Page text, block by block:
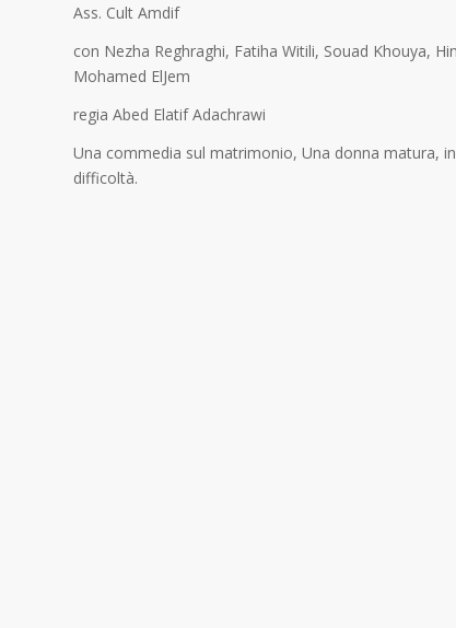
Ass. Cult Amdif
con Nezha Reghraghi, Fatiha Witili, Souad Khouya,
Mohamed ElJem
regia Abed Elatif Adachrawi
Una commedia sul matrimonio, Una donna matura,
difficoltà.